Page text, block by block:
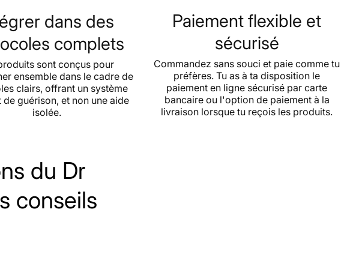
Comment fonctionne AHCC® ?
AHCC agit en modulant le système immunitaire inné et adaptatif. Les
recherches ont montré qu'il peut augmenter l'activité des cellules NK
(Natural Killer), des cellules spécialisées dans l'identification et
l'élimination des cellules anormales et des agents infectieux.
De plus, AHCC influence l'activité des lymphocytes T, des cellules
dendritiques et de certains récepteurs impliqués dans la communication
entre les différentes composantes du système immunitaire. Par ces
contiennent principalement des bêta-glucanes de poids moléculaire
élevé, AHCC contient principalement des alpha-glucanes de faible
poids moléculaire, obtenus par un procédé breveté de fermentation.
Cette caractéristique est considérée comme l'une des raisons de sa
dans des
complets
sont conçus pour
ensemble dans le cadre de
clairs, offrant un système
guérison, et non une aide
isolée.
Paiement flexible et
sécurisé
Commandez sans souci et paie comme tu
préfères. Tu as à ta disposition le
paiement en ligne sécurisé par carte
bancaire ou l'option de paiement à la
livraison lorsque tu reçois les produits.
du Dr
conseils